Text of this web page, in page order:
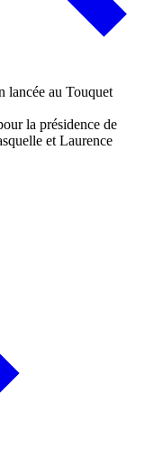
la présidence de
et Laurence